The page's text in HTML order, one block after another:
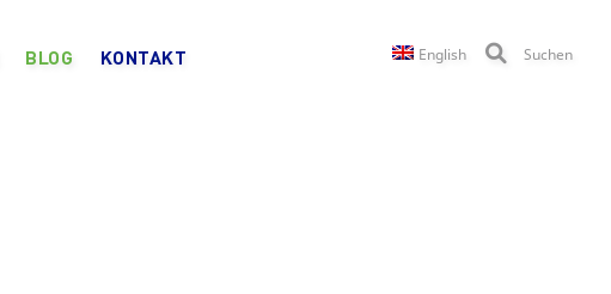
BLOG KONTAKT English Suchen